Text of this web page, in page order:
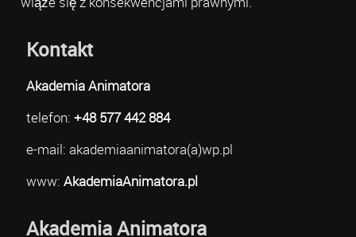
Kontakt
Akademia Animatora
telefon: +48 577 442 884
e-mail: akademiaanimatora(a)wp.pl
www: AkademiaAnimatora.pl
Akademia Animatora